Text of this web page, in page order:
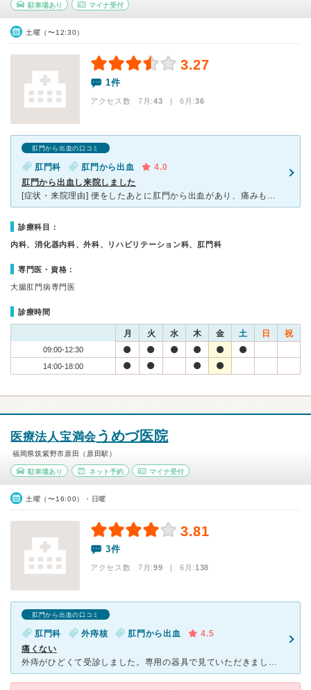
駐車場あり マイナ受付
土曜（〜12:30）
3.27
1件
アクセス数 7月:43 | 6月:36
肛門から出血の口コミ
肛門科 肛門から出血
4.0
肛門から出血し来院しました
[症状・来院理由] 便をしたあとに肛門から出血があり、痛みもありました。近くの肛門科を探して来院しました。 [医師の診断・治療法] 出血は痔によるもので、軽いものだったのでよかったです。便秘にな
診療科目：
内科、消化器内科、外科、リハビリテーション科、肛門科
専門医・資格：
大腸肛門病専門医
診療時間
月 火 水 木 金 土 日 祝
09:00-12:30
14:00-18:00
医療法人宝満会 うめづ医院
福岡県筑紫野市原田（原田駅）
駐車場あり ネット予約 マイナ受付
土曜（〜16:00）・日曜
3.81
3件
アクセス数 7月:99 | 6月:138
肛門から出血の口コミ
肛門科 外痔核 肛門から出血
4.5
痛くない
外痔がひどくて受診しました。専用の器具で見ていただきましたが、全然痛くなかったです。看護婦さんも親切に対応してくださり、安心できます。お医者さんも看護婦さんも、多く経験を積んでいるそうなので、頼もしい